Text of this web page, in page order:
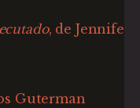
, de Jennifer
Guterman